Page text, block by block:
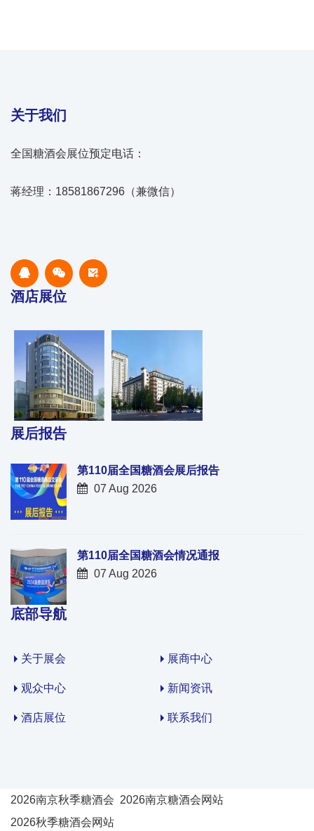
关于我们
全国糖酒会展位预定电话：
蒋经理：18581867296（兼微信）
酒店展位
展后报告
第110届全国糖酒会展后报告
07 Aug 2026
第110届全国糖酒会情况通报
07 Aug 2026
底部导航
关于展会 展商中心
观众中心 新闻资讯
酒店展位 联系我们
2026南京秋季糖酒会 2026南京糖酒会网站
2026秋季糖酒会网站